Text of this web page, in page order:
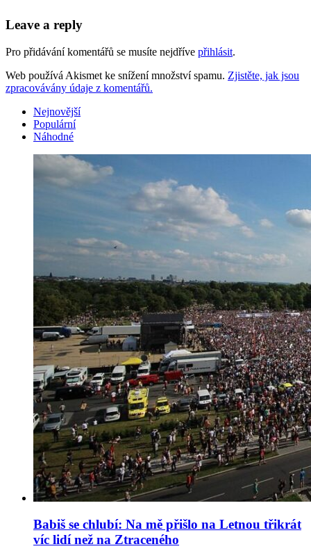
Leave a reply
Pro přidávání komentářů se musíte nejdříve přihlásit.
Web používá Akismet ke snížení množství spamu. Zjistěte, jak jsou
zpracovávány údaje z komentářů.
Nejnovější
Populární
Náhodné
Babiš se chlubí: Na mě přišlo na Letnou třikrát
víc lidí než na Ztraceného